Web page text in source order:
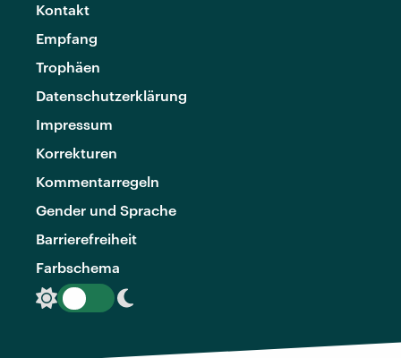
Kontakt
Empfang
Trophäen
Datenschutzerklärung
Impressum
Korrekturen
Kommentarregeln
Gender und Sprache
Barrierefreiheit
Farbschema